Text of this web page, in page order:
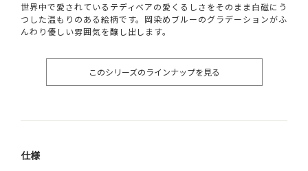
世界中で愛されているテディベアの愛くるしさをそのまま白磁にう
つした温もりのある絵柄です。岡染めブルーのグラデーションがふ
んわり優しい雰囲気を醸し出します。
このシリーズのラインナップを見る
仕様